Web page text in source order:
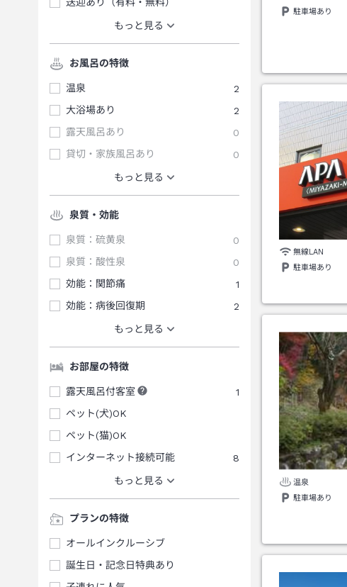
もっと見る
お風呂の特徴
温泉
2
大浴場あり
2
露天風呂あり
0
貸切・家族風呂あり
0
もっと見る
泉質・効能
泉質：硫黄泉
0
泉質：酸性泉
0
効能：関節痛
1
効能：病後回復期
2
もっと見る
お部屋の特徴
露天風呂付客室
1
ペット(犬)OK
ペット(猫)OK
インターネット接続可能
8
もっと見る
プランの特徴
オールインクルーシブ
誕生日・記念日特典あり
駐車場あり
無線LAN
駐車場あり
温泉
駐車場あり